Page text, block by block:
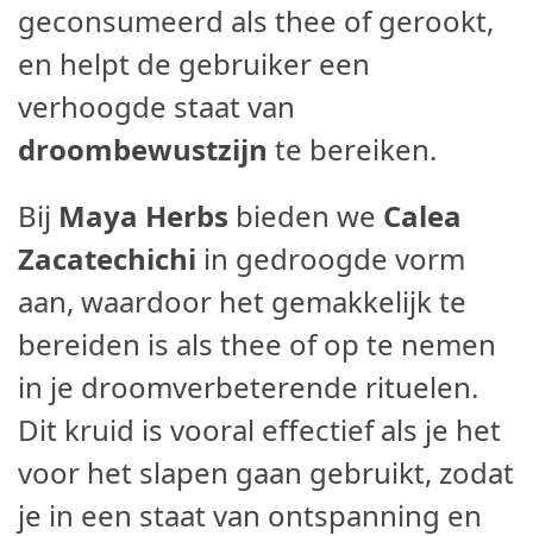
geconsumeerd als thee of gerookt,
en helpt de gebruiker een
verhoogde staat van
droombewustzijn te bereiken.
Bij Maya Herbs bieden we Calea
Zacatechichi in gedroogde vorm
aan, waardoor het gemakkelijk te
bereiden is als thee of op te nemen
in je droomverbeterende rituelen.
Dit kruid is vooral effectief als je het
voor het slapen gaan gebruikt, zodat
je in een staat van ontspanning en